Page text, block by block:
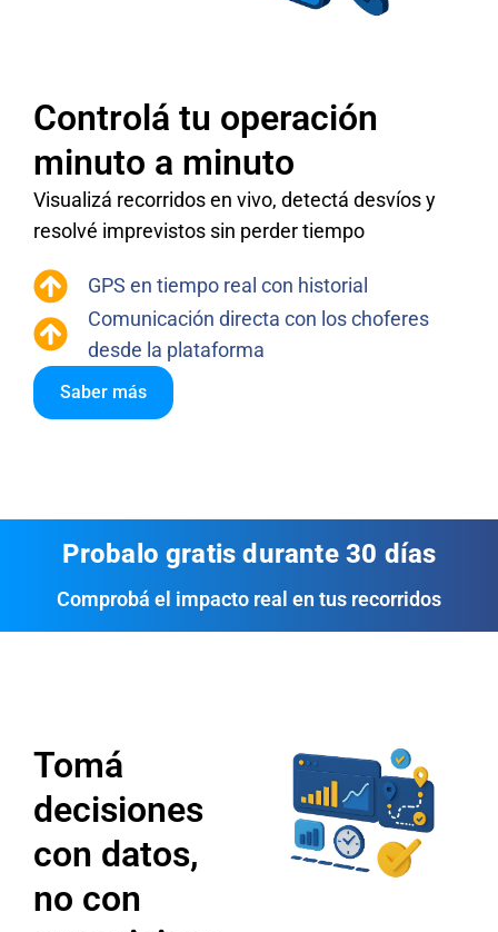
Controlá tu operación
minuto a minuto
Visualizá recorridos en vivo, detectá desvíos y
resolvé imprevistos sin perder tiempo
GPS en tiempo real con historial
Comunicación directa con los choferes
desde la plataforma
Saber más
Probalo gratis durante 30 días
Comprobá el impacto real en tus recorridos
Tomá
decisiones
con datos,
no con